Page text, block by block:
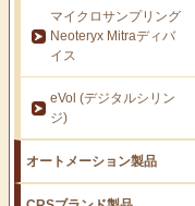
マイクロサンプリング
Neoteryx Mitraディバ
イス
eVol (デジタルシリン
ジ)
オートメーション製品